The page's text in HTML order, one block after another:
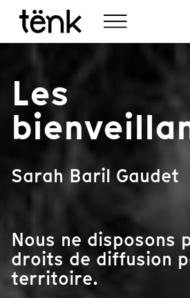
Les
Sarah Baril Gaudet
Nous ne disposons
droits de diffusion
territoire.